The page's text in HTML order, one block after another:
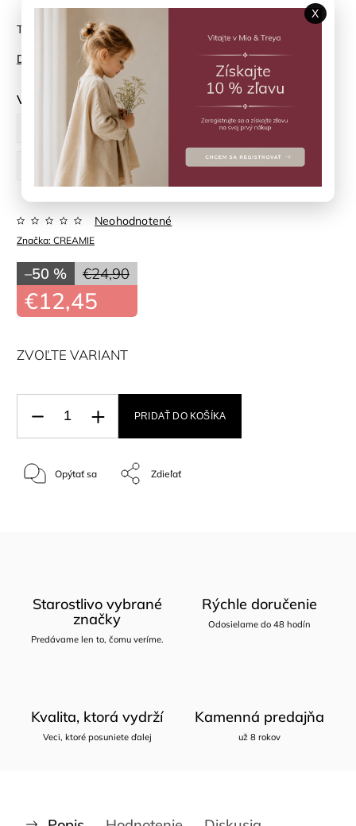
Tričko s volánmi Peachskin CREAMIE
Detailné informácie
Veľkosť
104 cm
110 cm 116 cm 122 cm
128 cm 134 cm 140 cm
Značka: CREAMIE
Neohodnotené
€24,90
–50 %
€12,45
ZVOĽTE VARIANT
PRIDAŤ DO KOŠÍKA
Opýtať sa Zdieľať
Starostlivo vybrané
značky
Predávame len to, čomu veríme.
Rýchle doručenie
Odosielame do 48 hodín
Kvalita, ktorá vydrží
Veci, ktoré posuniete ďalej
Kamenná predajňa
už 8 rokov
X